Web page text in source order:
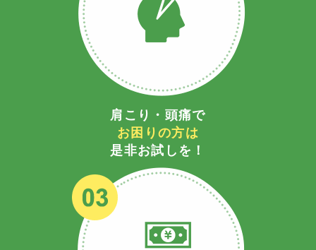
肩こり・頭痛で
お困りの方は
是非お試しを！